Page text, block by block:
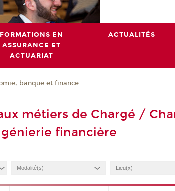
FORMATIONS EN
ASSURANCE ET
ACTUARIAT
ACTUALITÉS
banque et finance
métiers de Chargé /
financière